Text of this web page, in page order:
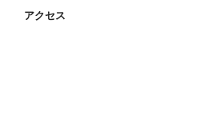
アクセス